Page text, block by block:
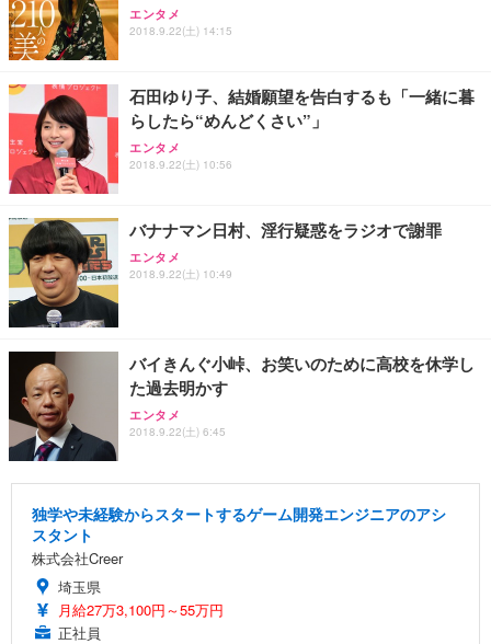
エンタメ
2018.9.22(土) 14:15
石田ゆり子、結婚願望を告白するも「一緒に暮
らしたら“めんどくさい”」
エンタメ
2018.9.22(土) 10:56
バナナマン日村、淫行疑惑をラジオで謝罪
エンタメ
2018.9.22(土) 10:49
バイきんぐ小峠、お笑いのために高校を休学し
た過去明かす
エンタメ
2018.9.22(土) 6:45
独学や未経験からスタートするゲーム開発エンジニアのアシ
スタント
株式会社Creer
埼玉県
月給27万3,100円～55万円
正社員